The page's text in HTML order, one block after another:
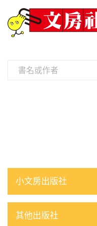
小文房出版社
其他出版社